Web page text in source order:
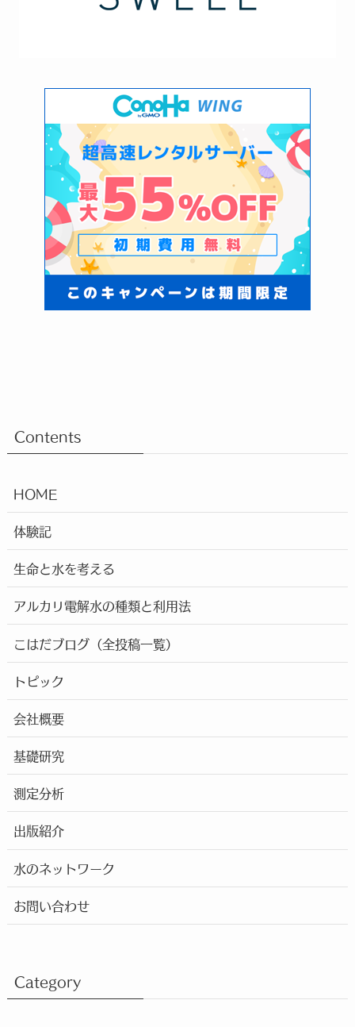
Contents
HOME
体験記
生命と水を考える
アルカリ電解水の種類と利用法
こはだブログ（全投稿一覧）
トピック
会社概要
基礎研究
測定分析
出版紹介
水のネットワーク
お問い合わせ
Category